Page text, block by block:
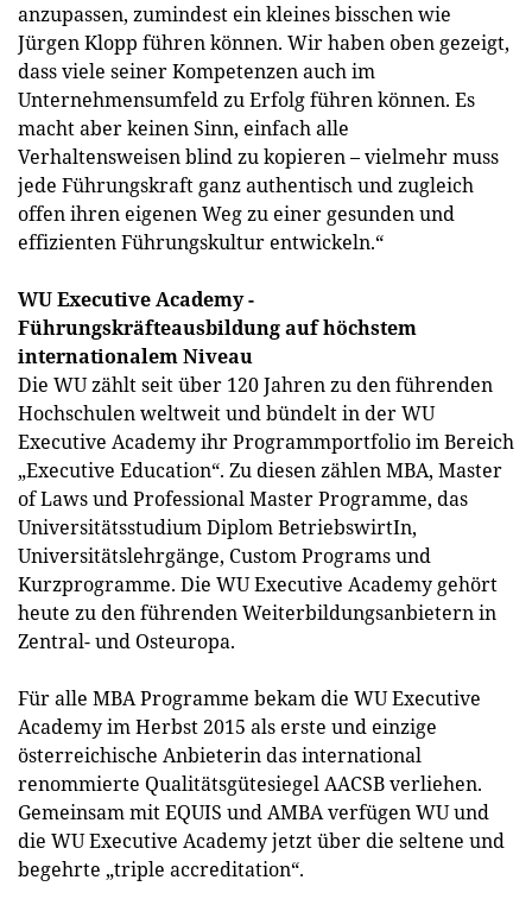
anzupassen, zumindest ein kleines bisschen wie
Jürgen Klopp führen können. Wir haben oben gezeigt,
dass viele seiner Kompetenzen auch im
Unternehmensumfeld zu Erfolg führen können. Es
macht aber keinen Sinn, einfach alle
Verhaltensweisen blind zu kopieren – vielmehr muss
jede Führungskraft ganz authentisch und zugleich
offen ihren eigenen Weg zu einer gesunden und
effizienten Führungskultur entwickeln.“
WU Executive Academy -
Führungskräfteausbildung auf höchstem
internationalem Niveau
Die WU zählt seit über 120 Jahren zu den führenden
Hochschulen weltweit und bündelt in der WU
Executive Academy ihr Programmportfolio im Bereich
„Executive Education“. Zu diesen zählen MBA, Master
of Laws und Professional Master Programme, das
Universitätsstudium Diplom BetriebswirtIn,
Universitätslehrgänge, Custom Programs und
Kurzprogramme. Die WU Executive Academy gehört
heute zu den führenden Weiterbildungsanbietern in
Zentral- und Osteuropa.
Für alle MBA Programme bekam die WU Executive
Academy im Herbst 2015 als erste und einzige
österreichische Anbieterin das international
renommierte Qualitätsgütesiegel AACSB verliehen.
Gemeinsam mit EQUIS und AMBA verfügen WU und
die WU Executive Academy jetzt über die seltene und
begehrte „triple accreditation“.